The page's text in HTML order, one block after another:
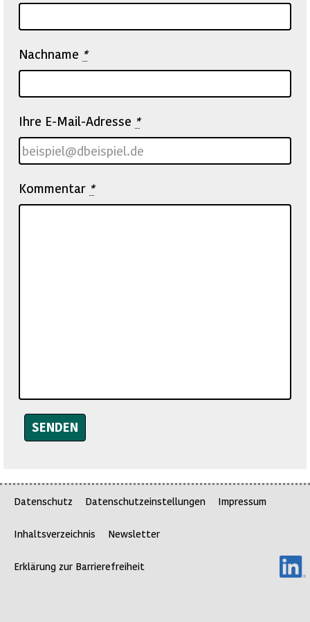
Nachname *
Ihre E-Mail-Adresse *
Kommentar *
Datenschutz Datenschutzeinstellungen Impressum
Inhaltsverzeichnis Newsletter
Erklärung zur Barrierefreiheit